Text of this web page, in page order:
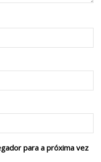
para a próxima vez